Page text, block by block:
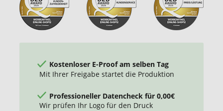
Kostenloser E-Proof am selben Tag
Mit Ihrer Freigabe startet die Produktion
Professioneller Datencheck für 0,00€
Wir prüfen Ihr Logo für den Druck